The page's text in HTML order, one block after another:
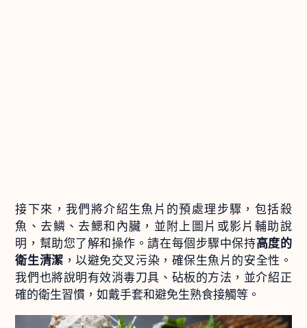
接下來，我們將介紹生魚片的預處理步驟，包括殺
魚、去鱗、去鰓和內臟，並附上圖片或影片輔助說
明，幫助您了解和操作。請在每個步驟中保持高度的
衛生清潔 ，以避免交叉污染，確保生魚片的安全性。
我們也將說明有效消毒刀具、砧板的方法，並介紹正
確的衛生習慣，如戴手套和避免生熟食接觸等。